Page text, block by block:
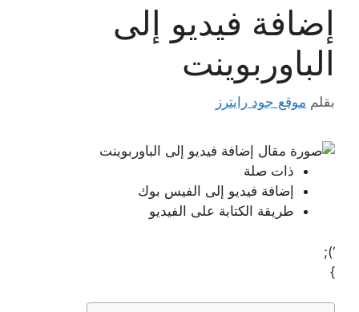
إضافة فيديو إلى
الباوربوينت
بقلم موقع جود رايترز
ذات صلة
إضافة فيديو إلى الفيس بوك
طريقة الكتابة على الفيديو
‘);
}